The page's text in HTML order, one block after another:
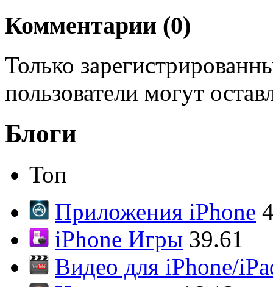
Комментарии (0)
Только
пользователи могут
Блоги
Топ
Приложения iPhone
iPhone Игры 39.61
Видео для iPhone/